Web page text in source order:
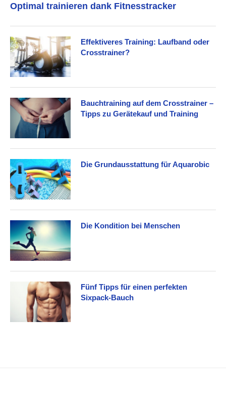
Optimal trainieren dank Fitnesstracker
Effektiveres Training: Laufband oder
Crosstrainer?
Bauchtraining auf dem Crosstrainer –
Tipps zu Gerätekauf und Training
Die Grundausstattung für Aquarobic
Die Kondition bei Menschen
Fünf Tipps für einen perfekten
Sixpack-Bauch